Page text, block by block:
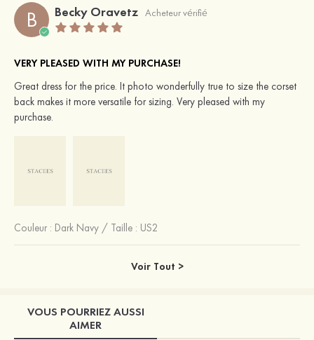
B Becky Oravetz Acheteur vérifié
VERY PLEASED WITH MY PURCHASE!
Great dress for the price. It photo wonderfully true to size the corset
back makes it more versatile for sizing. Very pleased with my
purchase.
Couleur : Dark Navy / Taille : US2
Voir Tout >
VOUS POURRIEZ AUSSI
AIMER